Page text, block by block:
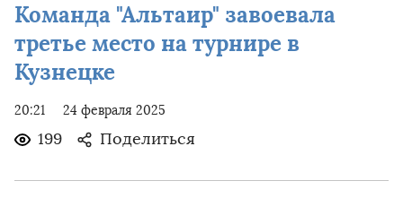
Команда "Альтаир" завоевала
третье место на турнире в
Кузнецке
20:21 24 февраля 2025
199 Поделиться